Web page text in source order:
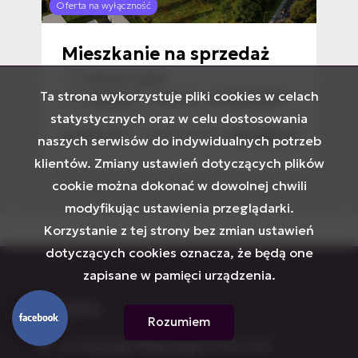
Oferta na wyłączność
Mieszkanie na sprzedaż
4 pokoje 73 m2 11 425,00 zł/m2
VTS-MS-7020 832 883 zł
Katowice
ul. Andrzeja Mielęckiego 10 lok. 503
Ta strona wykorzystuje pliki cookies w celach
statystycznych oraz w celu dostosowania
naszych serwisów do indywidualnych potrzeb
klientów. Zmiany ustawień dotyczących plików
cookie można dokonać w dowolnej chwili
modyfikując ustawienia przeglądarki.
Korzystanie z tej strony bez zmian ustawień
dotyczących cookies oznacza, że będą one
zapisane w pamięci urządzenia.
Rozumiem